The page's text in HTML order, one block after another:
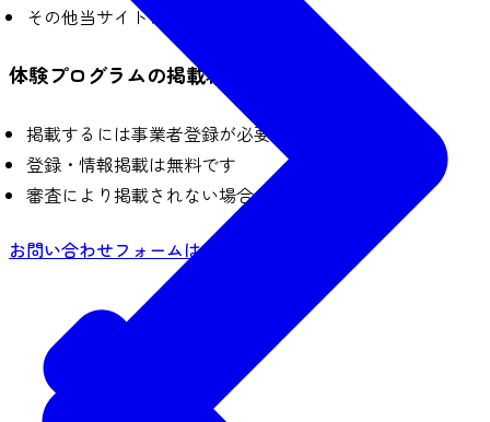
その他当サイトに関するお問合せ
体験プログラムの掲載希望の事業者様へ
掲載するには事業者登録が必要です
登録・情報掲載は無料です
審査により掲載されない場合もあります
お問い合わせフォームはこちら